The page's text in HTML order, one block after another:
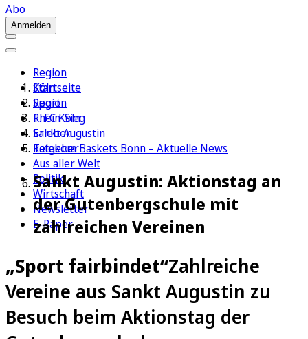
Abo
Anmelden
Region
Köln
Sport
1. FC Köln
Erleben
Ratgeber
Aus aller Welt
Politik
Wirtschaft
Newsletter
E-Paper
Startseite
Region
Rhein-Sieg
Sankt Augustin
Telekom Baskets Bonn – Aktuelle News
Sankt Augustin: Aktionstag an
der Gutenbergschule mit
zahlreichen Vereinen
„Sport fairbindet“Zahlreiche
Vereine aus Sankt Augustin zu
Besuch beim Aktionstag der